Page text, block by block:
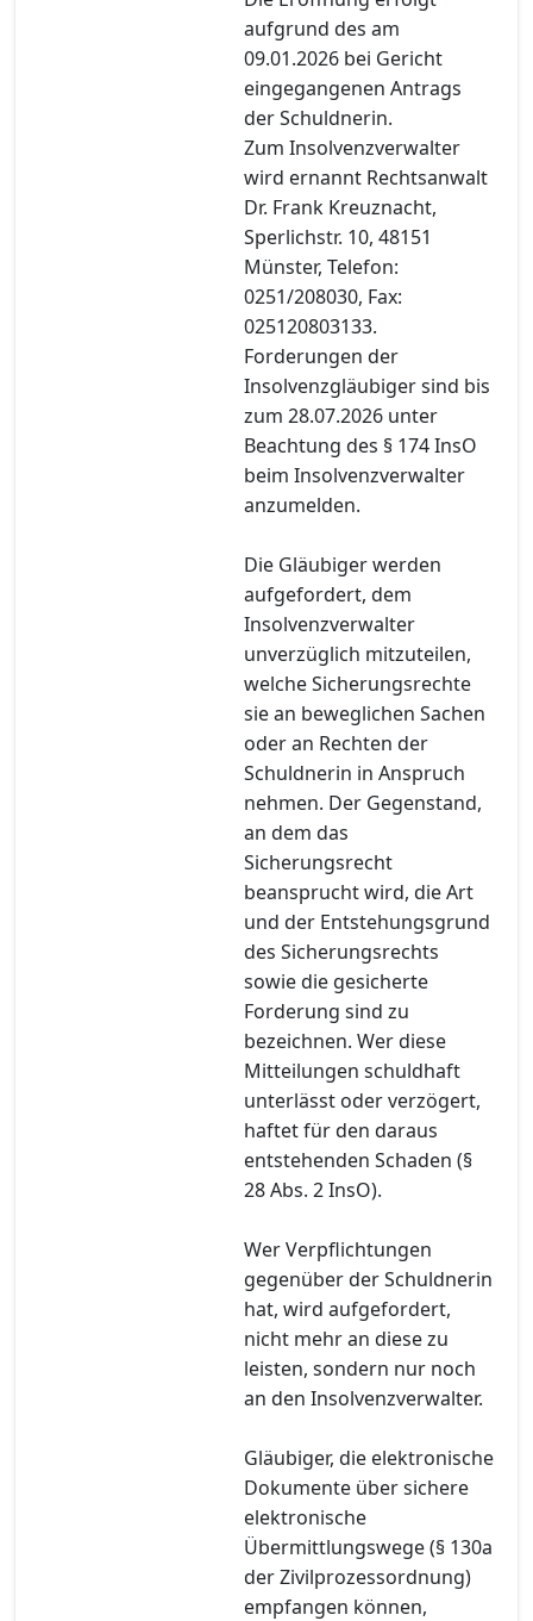
aufgrund des am
09.01.2026 bei Gericht
eingegangenen Antrags
der Schuldnerin.
Zum Insolvenzverwalter
wird ernannt Rechtsanwalt
Dr. Frank Kreuznacht,
Sperlichstr. 10, 48151
Münster, Telefon:
0251/208030, Fax:
025120803133.
Forderungen der
Insolvenzgläubiger sind bis
zum 28.07.2026 unter
Beachtung des § 174 InsO
beim Insolvenzverwalter
anzumelden.
Die Gläubiger werden
aufgefordert, dem
Insolvenzverwalter
unverzüglich mitzuteilen,
welche Sicherungsrechte
sie an beweglichen Sachen
oder an Rechten der
Schuldnerin in Anspruch
nehmen. Der Gegenstand,
an dem das
Sicherungsrecht
beansprucht wird, die Art
und der Entstehungsgrund
des Sicherungsrechts
sowie die gesicherte
Forderung sind zu
bezeichnen. Wer diese
Mitteilungen schuldhaft
unterlässt oder verzögert,
haftet für den daraus
entstehenden Schaden (§
28 Abs. 2 InsO).
Wer Verpflichtungen
gegenüber der Schuldnerin
hat, wird aufgefordert,
nicht mehr an diese zu
leisten, sondern nur noch
an den Insolvenzverwalter.
Gläubiger, die elektronische
Dokumente über sichere
elektronische
Übermittlungswege (§ 130a
der Zivilprozessordnung)
empfangen können,